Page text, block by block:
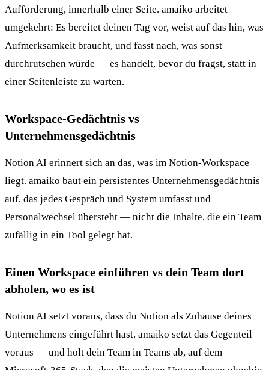
Aufforderung, innerhalb einer Seite. amaiko arbeitet
umgekehrt: Es bereitet deinen Tag vor, weist auf das hin, was
Aufmerksamkeit braucht, und fasst nach, was sonst
durchrutschen würde — es handelt, bevor du fragst, statt in
einer Seitenleiste zu warten.
Workspace-Gedächtnis vs
Unternehmensgedächtnis
Notion AI erinnert sich an das, was im Notion-Workspace
liegt. amaiko baut ein persistentes Unternehmensgedächtnis
auf, das jedes Gespräch und System umfasst und
Personalwechsel übersteht — nicht die Inhalte, die ein Team
zufällig in ein Tool gelegt hat.
Einen Workspace einführen vs dein Team dort
abholen, wo es ist
Notion AI setzt voraus, dass du Notion als Zuhause deines
Unternehmens eingeführt hast. amaiko setzt das Gegenteil
voraus — und holt dein Team in Teams ab, auf dem